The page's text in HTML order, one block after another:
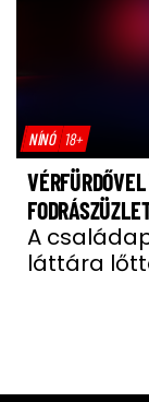
NÍNÓ 18+
A
láttára